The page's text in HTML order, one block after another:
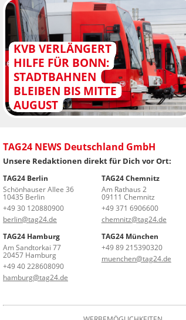
KVB VERLÄNGERT
HILFE FÜR BONN:
STADTBAHNEN
BLEIBEN BIS MITTE
AUGUST
TAG24 NEWS Deutschland GmbH
Unsere Redaktionen direkt für Dich vor Ort:
TAG24 Berlin
Schönhauser Allee 36
10435 Berlin
+49 30 120880900
berlin@tag24.de
TAG24 Chemnitz
Am Rathaus 2
09111 Chemnitz
+49 371 6906600
chemnitz@tag24.de
TAG24 Hamburg
Am Sandtorkai 77
20457 Hamburg
+49 40 228608090
hamburg@tag24.de
TAG24 München
+49 89 215390320
muenchen@tag24.de